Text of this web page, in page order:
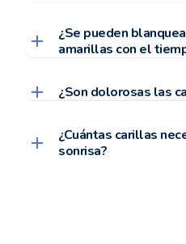
¿Se pueden
amarillas con el
¿Son dolorosas las
¿Cuántas carillas
sonrisa?